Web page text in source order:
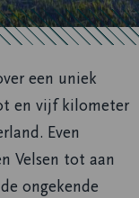
een uniek
en vijf kilometer
Even
Velsen tot aan
ongekende